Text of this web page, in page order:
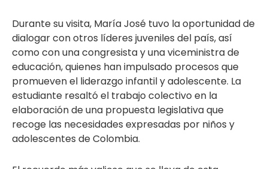
Durante su visita, María José tuvo la oportunidad de
dialogar con otros líderes juveniles del país, así
como con una congresista y una viceministra de
educación, quienes han impulsado procesos que
promueven el liderazgo infantil y adolescente. La
estudiante resaltó el trabajo colectivo en la
elaboración de una propuesta legislativa que
recoge las necesidades expresadas por niños y
adolescentes de Colombia.